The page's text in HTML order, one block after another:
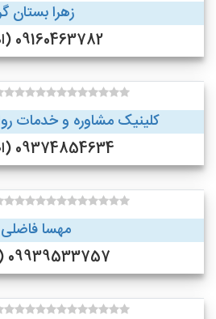
زهرا بستان
09160463782 (اهواز )
کلینیک مشاوره و خدمات
09374854634 (اصفهان)
مهسا فاضلی
09939533757 (تهران)